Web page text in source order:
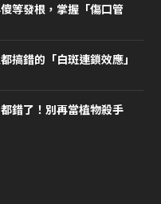
等發根，掌握「傷口管
搞錯的「白斑連鎖效應」
錯了！別再當植物殺手